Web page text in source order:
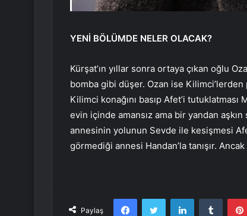
YENİ BÖLÜMDE NELER OLACAK?
Kürşat’ın yıllar sonra ortaya çıkan oğlu
bomba gibi düşer. Ozan ise Kilimci’lerden
Kilimci konağını basıp Afet’i
evin içinde amansız ama bir yandan
annesinin yolunun Sevde ile kesişmesi
görmediği annesi Handan’la tanışır.
Paylaş
FacebookTwitter LinkedInTumblr